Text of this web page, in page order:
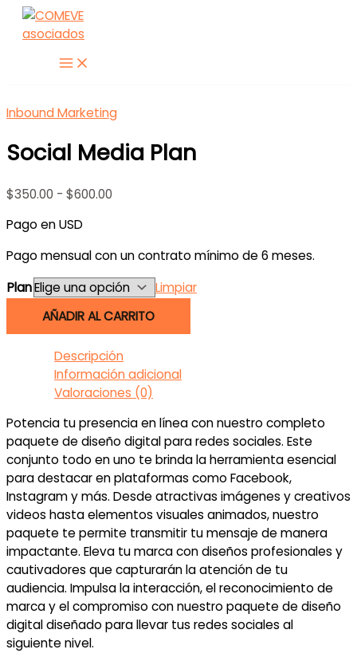
Inbound Marketing
Social Media Plan
$350.00 - $600.00
hasta
$600.00
Pago en USD
Pago mensual con un contrato mínimo de 6 meses.
Plan
Limpiar
cantidad
AÑADIR AL CARRITO
Descripción
Información adicional
Valoraciones (0)
Potencia tu presencia en línea con nuestro completo
paquete de diseño digital para redes sociales. Este
conjunto todo en uno te brinda la herramienta esencial
para destacar en plataformas como Facebook,
Instagram y más. Desde atractivas imágenes y creativos
videos hasta elementos visuales animados, nuestro
paquete te permite transmitir tu mensaje de manera
impactante. Eleva tu marca con diseños profesionales y
cautivadores que capturarán la atención de tu
audiencia. Impulsa la interacción, el reconocimiento de
marca y el compromiso con nuestro paquete de diseño
digital diseñado para llevar tus redes sociales al
siguiente nivel.